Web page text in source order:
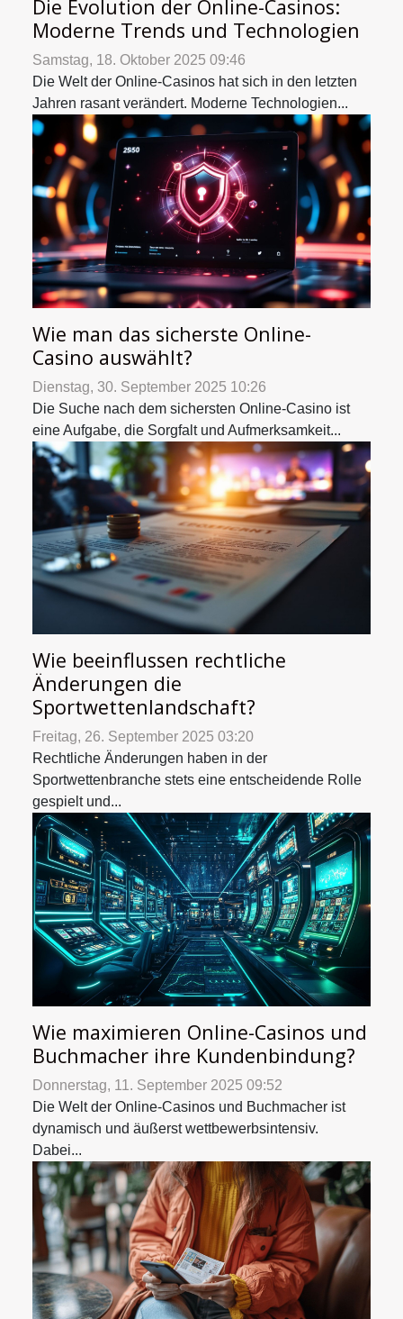
Die Evolution der Online-Casinos:
Moderne Trends und Technologien
Samstag, 18. Oktober 2025 09:46
Die Welt der Online-Casinos hat sich in den letzten
Jahren rasant verändert. Moderne Technologien...
Wie man das sicherste Online-
Casino auswählt?
Dienstag, 30. September 2025 10:26
Die Suche nach dem sichersten Online-Casino ist
eine Aufgabe, die Sorgfalt und Aufmerksamkeit...
Wie beeinflussen rechtliche
Änderungen die
Sportwettenlandschaft?
Freitag, 26. September 2025 03:20
Rechtliche Änderungen haben in der
Sportwettenbranche stets eine entscheidende Rolle
gespielt und...
Wie maximieren Online-Casinos und
Buchmacher ihre Kundenbindung?
Donnerstag, 11. September 2025 09:52
Die Welt der Online-Casinos und Buchmacher ist
dynamisch und äußerst wettbewerbsintensiv.
Dabei...